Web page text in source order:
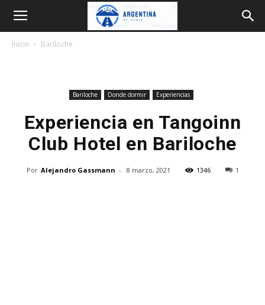
Argentina
Inicio Bariloche
Bariloche Donde dormir Experiencias
Experiencia en Tangoinn
Club Hotel en Bariloche
Por Alejandro Gassmann - 8 marzo, 2021 1346 1